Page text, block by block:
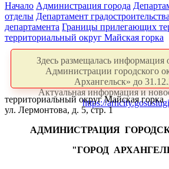
Начало Администрация города
отделы Департамент градостроительства
департамента Границы прилегающих
территориальный округ Майская горка
Здесь размещалась информация
Администрации городского
Архангельск» до
Актуальная информация и
https://
территориальный округ Майская горка
ул. Лермонтова, д. 5, стр. 1
АДМИНИСТРАЦИЯ
"ГОРОД